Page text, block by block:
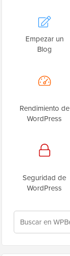
Empezar un
Blog
Rendimiento de
WordPress
Seguridad de
WordPress